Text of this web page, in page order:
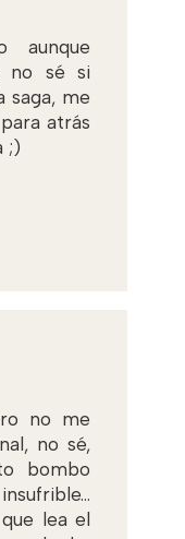
aunque
no sé si
saga, me
atrás
;)
no me
no sé,
bombo
lea el